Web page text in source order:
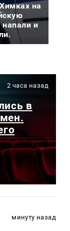
на
и
2 часа назад
в
минуту назад